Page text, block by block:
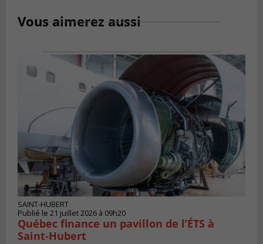
Vous aimerez aussi
SAINT-HUBERT
Publié le 21 juillet 2026 à 09h20
Québec finance un pavillon de l’ÉTS à
Saint‑Hubert